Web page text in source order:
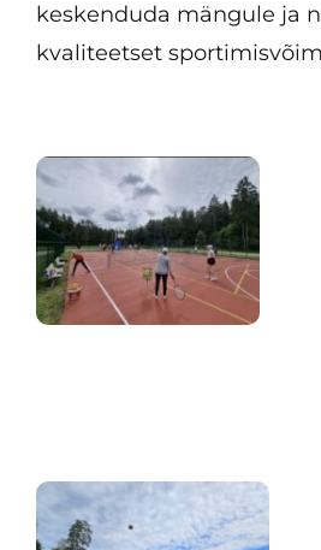
keskenduda mängule ja
kvaliteetset